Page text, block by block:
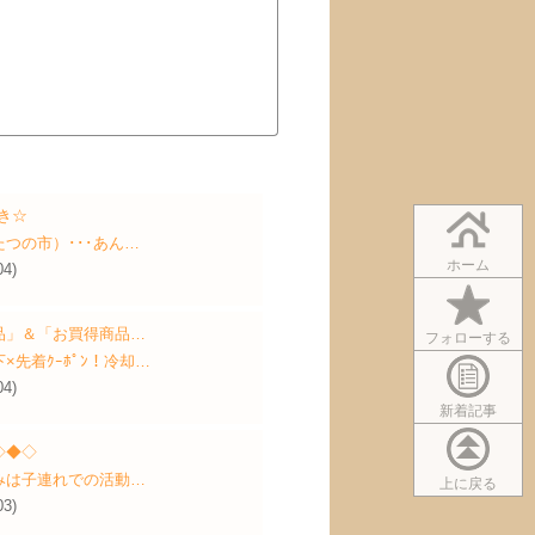
ホーム
フォローする
新着記事
上に戻る
☆
つの市）･･･あん…
」＆「お買得商品…
×先着ｸｰﾎﾟﾝ！冷却…
は子連れでの活動…